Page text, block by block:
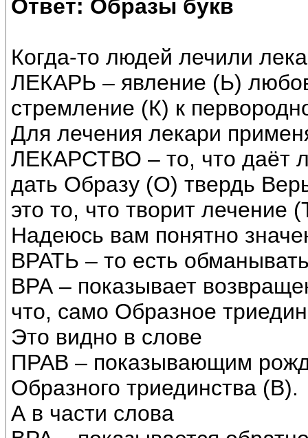
Ответ: Образы букв
Когда-то людей лечили
ЛЕКАРЬ – явление (Ь)
стремление (К) к
Для лечения лекари
ЛЕКАРСТВО – то, что даёт
дать Образу (О) твердь
это то, что творит лечение
Надеюсь вам понятно
ВРАТЬ – то есть
ВРА – показывает
что, само Образное
Это видно в слове
ПРАВ – показывающим
Образного триединства (В).
А в части слова